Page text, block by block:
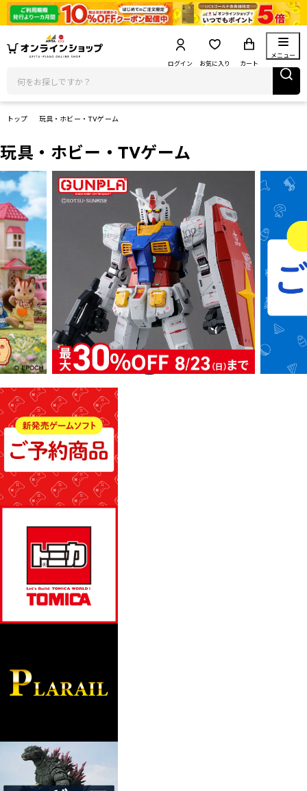
ログイン お気に入り カート
メニュー
トップ 玩具・ホビー・TVゲーム
玩具・ホビー・TVゲーム